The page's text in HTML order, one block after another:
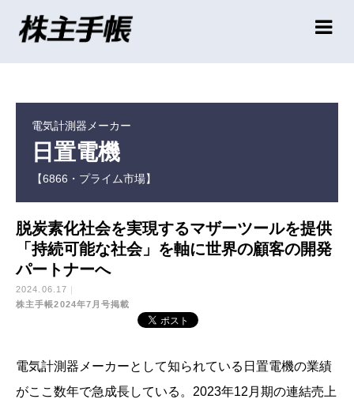
電気計測器メーカー
日置電機
【6866・プライム市場】
脱炭素化社会を実現するマザーツールを提供
「持続可能な社会」を軸に世界の顧客の開発
パートナーへ
2024.06.17
株主手帳2024年7月号掲載
電気計測器メーカーとして知られている日置電機の業績
がここ数年で急成長している。2023年12月期の連結売上